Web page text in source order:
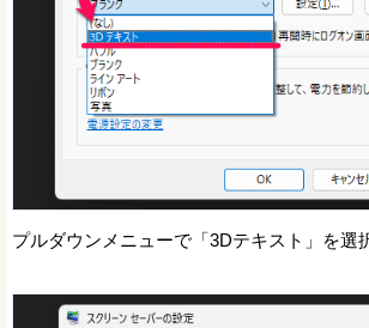
プルダウンメニューで「3Dテキスト」を選